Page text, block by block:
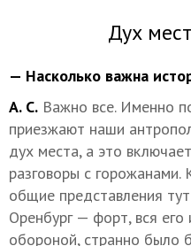
Дух
— Насколько важна
А. С. Важно все. Именно
приезжают наши
дух места, а это
разговоры с
общие представления
Оренбург — форт, вся его
обороной, странно было